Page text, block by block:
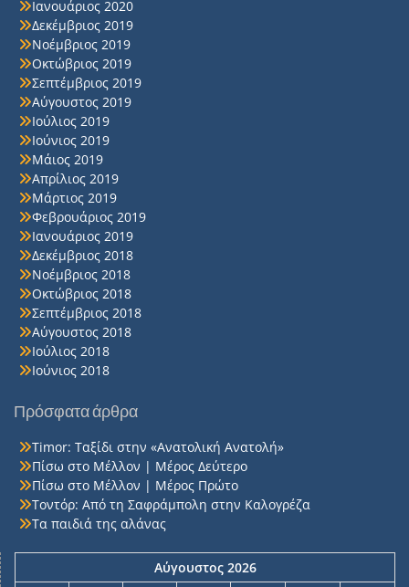
Ιανουάριος 2020
Δεκέμβριος 2019
Νοέμβριος 2019
Οκτώβριος 2019
Σεπτέμβριος 2019
Αύγουστος 2019
Ιούλιος 2019
Ιούνιος 2019
Μάιος 2019
Απρίλιος 2019
Μάρτιος 2019
Φεβρουάριος 2019
Ιανουάριος 2019
Δεκέμβριος 2018
Νοέμβριος 2018
Οκτώβριος 2018
Σεπτέμβριος 2018
Αύγουστος 2018
Ιούλιος 2018
Ιούνιος 2018
Πρόσφατα άρθρα
Timor: Ταξίδι στην «Ανατολική Ανατολή»
Πίσω στο Μέλλον | Μέρος Δεύτερο
Πίσω στο Μέλλον | Μέρος Πρώτο
Τοντόρ: Από τη Σαφράμπολη στην Καλογρέζα
Τα παιδιά της αλάνας
Αύγουστος 2026